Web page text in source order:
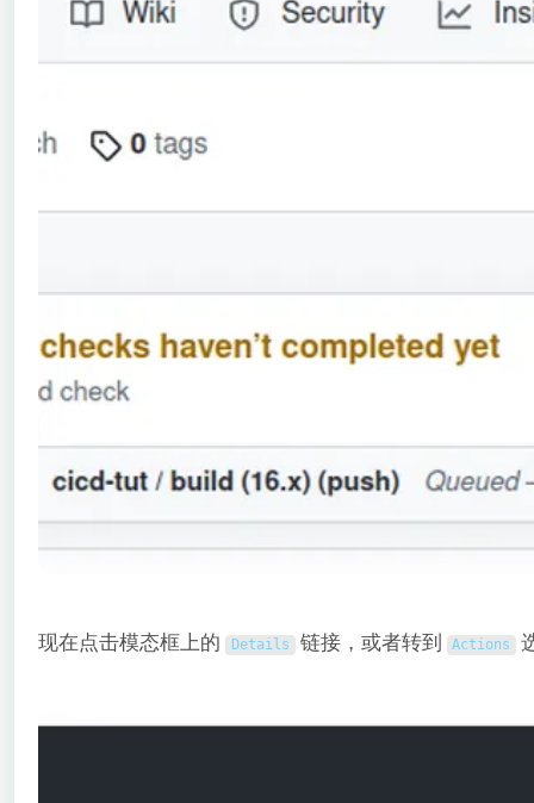
现在点击模态框上的 Details 链接，或者转到 Actions